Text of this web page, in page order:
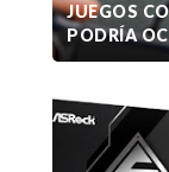
JUEGOS
PODRÍA